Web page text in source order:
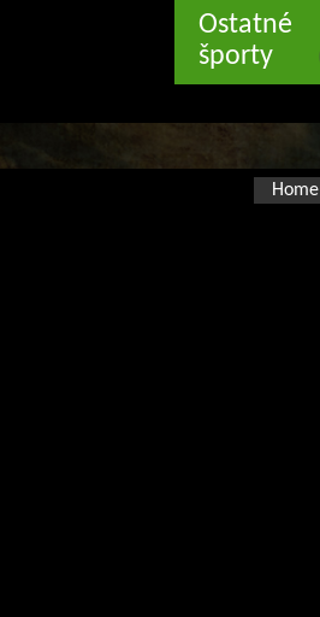
Ostatné
športy
Home